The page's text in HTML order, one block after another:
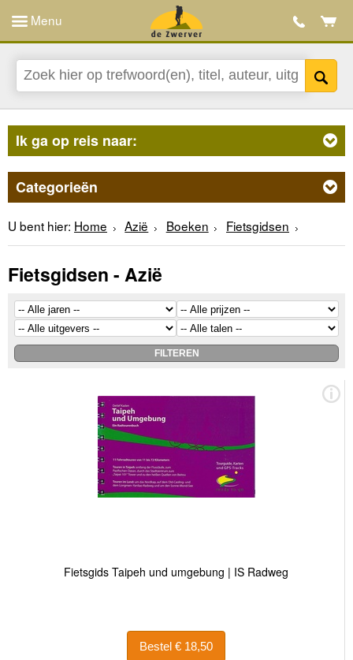
Menu
Ik ga op reis naar:
Categorieën
U bent hier: Home Azië Boeken Fietsgidsen
Fietsgidsen - Azië
Fietsgids Taipeh und umgebung | IS Radweg
Bestel € 18,50